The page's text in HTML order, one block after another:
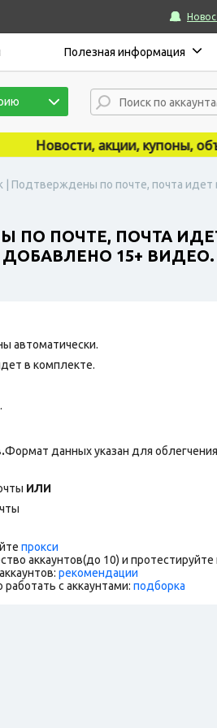
Полезная информация
Новости, акции, купоны,
| Подтверждены по почте, почта
ПО ПОЧТЕ, ПОЧТА
15+ ВИДЕО.
автоматически.
в комплекте.
Формат данных указан для
ИЛИ
прокси
аккаунтов(до 10) и протестируйте
рекомендации
с аккаунтами: подборка